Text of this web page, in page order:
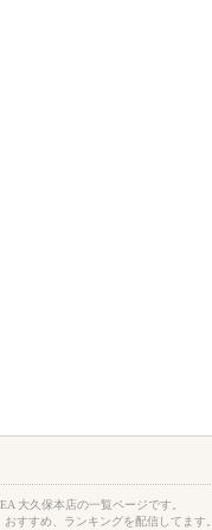
大久保本店の一覧ページです。
すすめ、ランキングを配信してます。